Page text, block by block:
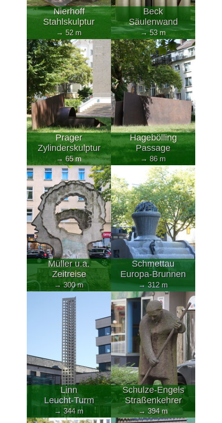
Nierhoff
Stahlskulptur
→ 52 m
Beck
Säulenwand
→ 53 m
Prager
Zylinderskulptur
→ 65 m
Hagebölling
Passage
→ 86 m
Müller u.a.
Zeitreise
→ 300 m
Schmettau
Europa-Brunnen
→ 312 m
Linn
Leucht-Turm
→ 344 m
Schulze-Engels
Straßenkehrer
→ 394 m